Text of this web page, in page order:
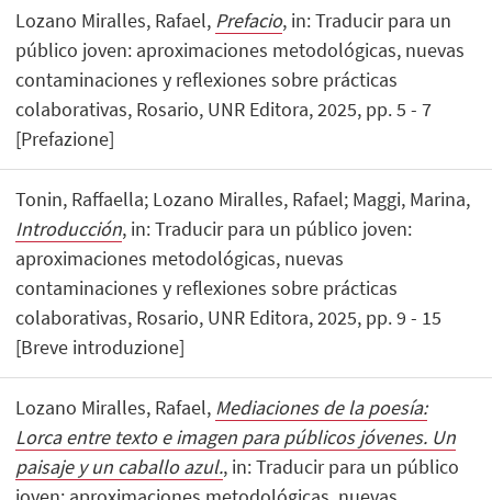
Lozano Miralles, Rafael, Prefacio, in: Traducir para un
público joven: aproximaciones metodológicas, nuevas
contaminaciones y reflexiones sobre prácticas
colaborativas, Rosario, UNR Editora, 2025, pp. 5 - 7
[Prefazione]
Tonin, Raffaella; Lozano Miralles, Rafael; Maggi, Marina,
Introducción, in: Traducir para un público joven:
aproximaciones metodológicas, nuevas
contaminaciones y reflexiones sobre prácticas
colaborativas, Rosario, UNR Editora, 2025, pp. 9 - 15
[Breve introduzione]
Lozano Miralles, Rafael, Mediaciones de la poesía:
Lorca entre texto e imagen para públicos jóvenes. Un
paisaje y un caballo azul., in: Traducir para un público